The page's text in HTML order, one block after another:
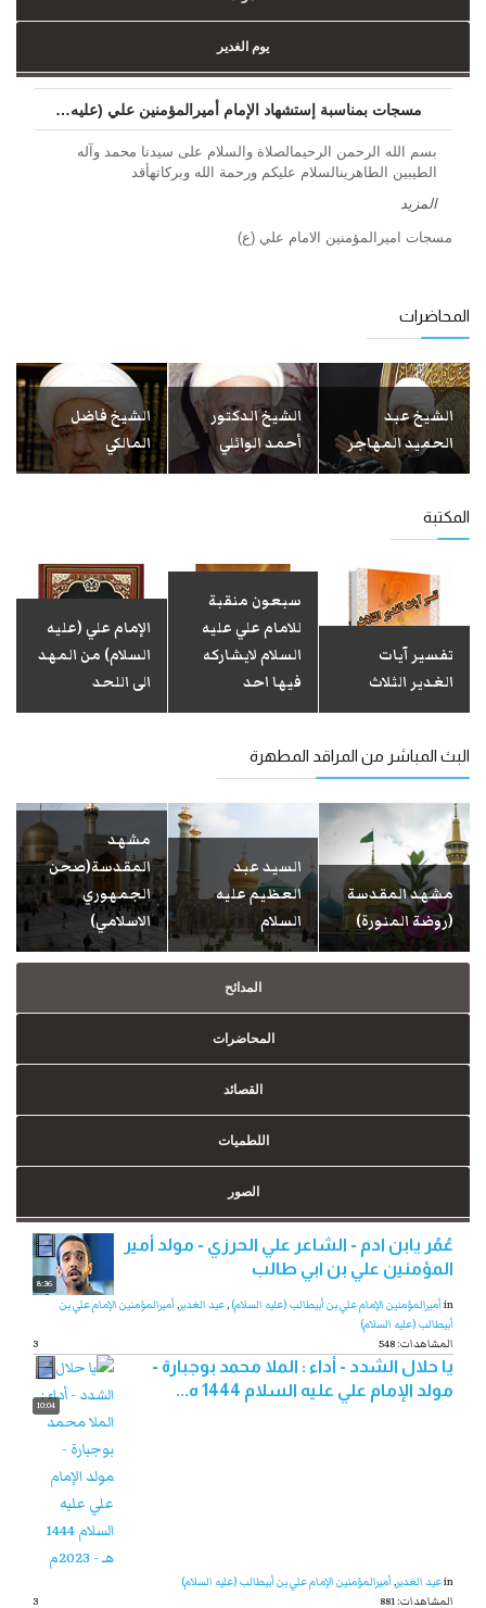
يوم الغدير
مسجات بمناسبة إستشهاد الإمام أميرالمؤمنين علي (عليه السلام) ...
بسم الله الرحمن الرحيمالصلاة والسلام على سيدنا محمد وآله
الطيبين الطاهرينالسلام عليكم ورحمة الله وبركاتهأقد
المزيد
مسجات اميرالمؤمنين الامام علي (ع)
المحاضرات
الشيخ عبد
الحميد المهاجر
الشيخ الدكتور
أحمد الوائلي
الشيخ فاضل
المالكي
المكتبة
تفسير آيات
الغدير الثلاث
سبعون منقبة
للامام علي عليه
السلام لايشاركه
فيها احد
الإمام علي (عليه
السلام) من المهد
الى اللحد
البث المباشر من المراقد المطهرة
مشهد المقدسة
(روضة المنورة)
السيد عبد
العظيم علیه
السلام
مشهد
المقدسة(صحن
الجمهوري
الاسلامي)
المدائح
المحاضرات
القصائد
اللطميات
الصور
8:36
عُمُر يابن ادم - الشاعر علي الحرزي - مولد أمير
المؤمنين علي بن ابي طالب
inأميرالمؤمنين الإمام علي بن أبيطالب (عليه السلام),عيد الغدير,أميرالمؤمنين الإمام علي بن
أبيطالب (عليه السلام)
3
548 :المشاهدات
10:04
يا حلال الشدد - أداء : الملا محمد بوجبارة -
مولد الإمام علي عليه السلام 1444 ه...
inعيد الغدير,أميرالمؤمنين الإمام علي بن أبيطالب (عليه السلام)
3
881 :المشاهدات